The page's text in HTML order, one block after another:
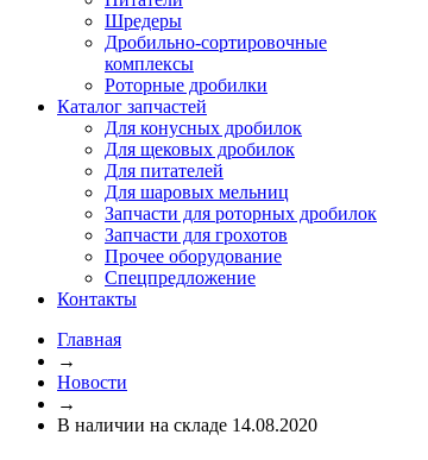
Шредеры
Дробильно-сортировочные
комплексы
Роторные дробилки
Каталог запчастей
Для конусных дробилок
Для щековых дробилок
Для питателей
Для шаровых мельниц
Запчасти для роторных дробилок
Запчасти для грохотов
Прочее оборудование
Спецпредложение
Контакты
Главная
→
Новости
→
В наличии на складе 14.08.2020